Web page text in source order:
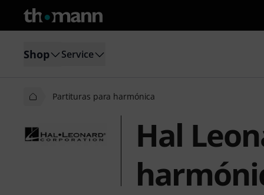
Shop Service
Partituras para harmónica
Hal